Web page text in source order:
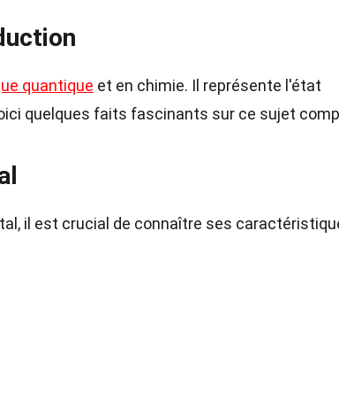
quantique et en chimie. Il représente l'état
quelques faits fascinants sur ce sujet
il est crucial de connaître ses